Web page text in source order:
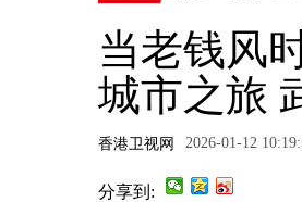
当老钱风
城市之旅
香港卫视网 2026-01-12
分享到: